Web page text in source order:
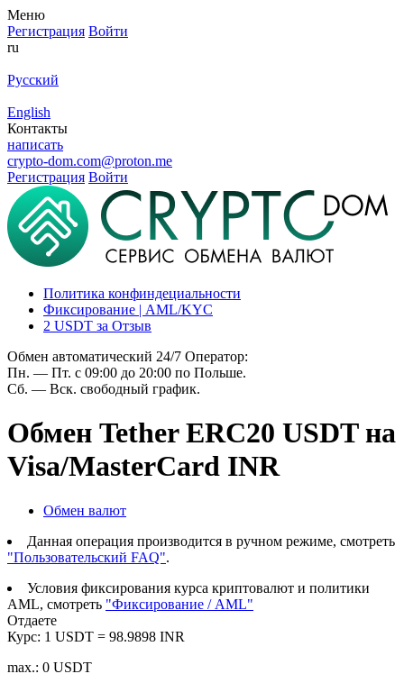
Меню
Регистрация Войти
ru
Русский
English
Контакты
написать
crypto-dom.com@proton.me
Регистрация Войти
Политика конфиндециальности
Фиксирование | AML/KYC
2 USDT за Отзыв
Обмен автоматический 24/7 Оператор:
Пн. — Пт. с 09:00 до 20:00 по Польше.
Сб. — Вск. свободный график.
Обмен Tether ERC20 USDT на
Visa/MasterCard INR
Обмен валют
Данная операция производится в ручном режиме, смотреть
"Пользовательский FAQ".
Условия фиксирования курса криптовалют и политики
AML, смотреть "Фиксирование / AML"
Отдаете
Курс: 1 USDT = 98.9898 INR
max.: 0 USDT